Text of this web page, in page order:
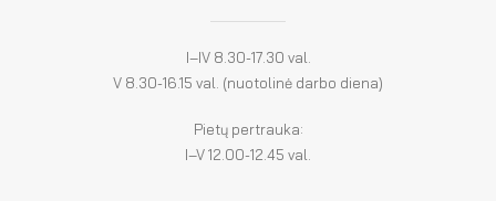
I–IV 8.30-17.30 val.
V 8.30-16.15 val. (nuotolinė darbo diena)
Pietų pertrauka:
I–V 12.00-12.45 val.